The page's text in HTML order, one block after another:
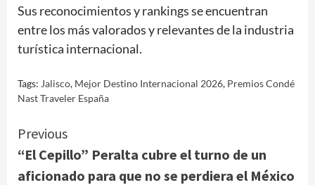
Sus reconocimientos y rankings se encuentran
entre los más valorados y relevantes de la industria
turística internacional.
Tags: Jalisco, Mejor Destino Internacional 2026, Premios Condé
Nast Traveler España
Continue
Reading
Previous
“El Cepillo” Peralta cubre el turno de un
aficionado para que no se perdiera el México